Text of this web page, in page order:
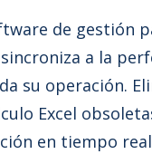
de gestión
a la
su operación.
Excel
en tiempo